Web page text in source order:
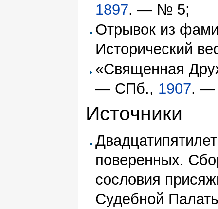
1897. — № 5;
Отрывок из
Исторический
«Священная
— СПб., 1907. —
Источники
поверенных.
сословия
Судебной